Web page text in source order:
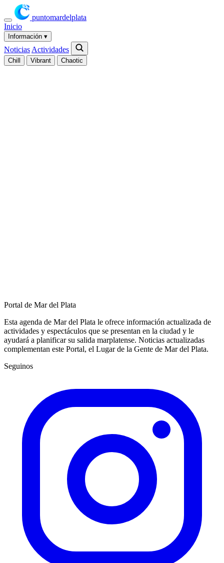
puntomardelplata
Inicio
Información ▾
Noticias Actividades
Chill Vibrant Chaotic
Portal de Mar del Plata
Esta agenda de Mar del Plata le ofrece información actualizada de
actividades y espectáculos que se presentan en la ciudad y le
ayudará a planificar su salida marplatense. Noticias actualizadas
complementan este Portal, el Lugar de la Gente de Mar del Plata.
Seguinos